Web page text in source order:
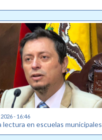
- 16:46
lectura en escuelas municipales